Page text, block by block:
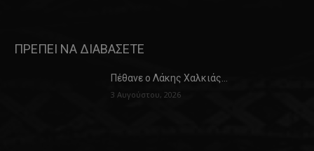
ΠΡΕΠΕΙ ΝΑ ΔΙΑΒΑΣΕΤΕ
Πέθανε ο Λάκης Χαλκιάς…
3 Αυγούστου, 2026